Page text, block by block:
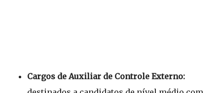
Cargos de Auxiliar de Controle Externo: